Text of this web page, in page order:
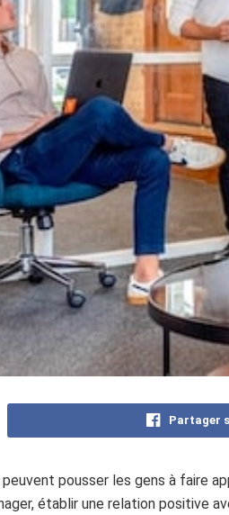
Partager
pousser les gens à faire
établir une relation positive